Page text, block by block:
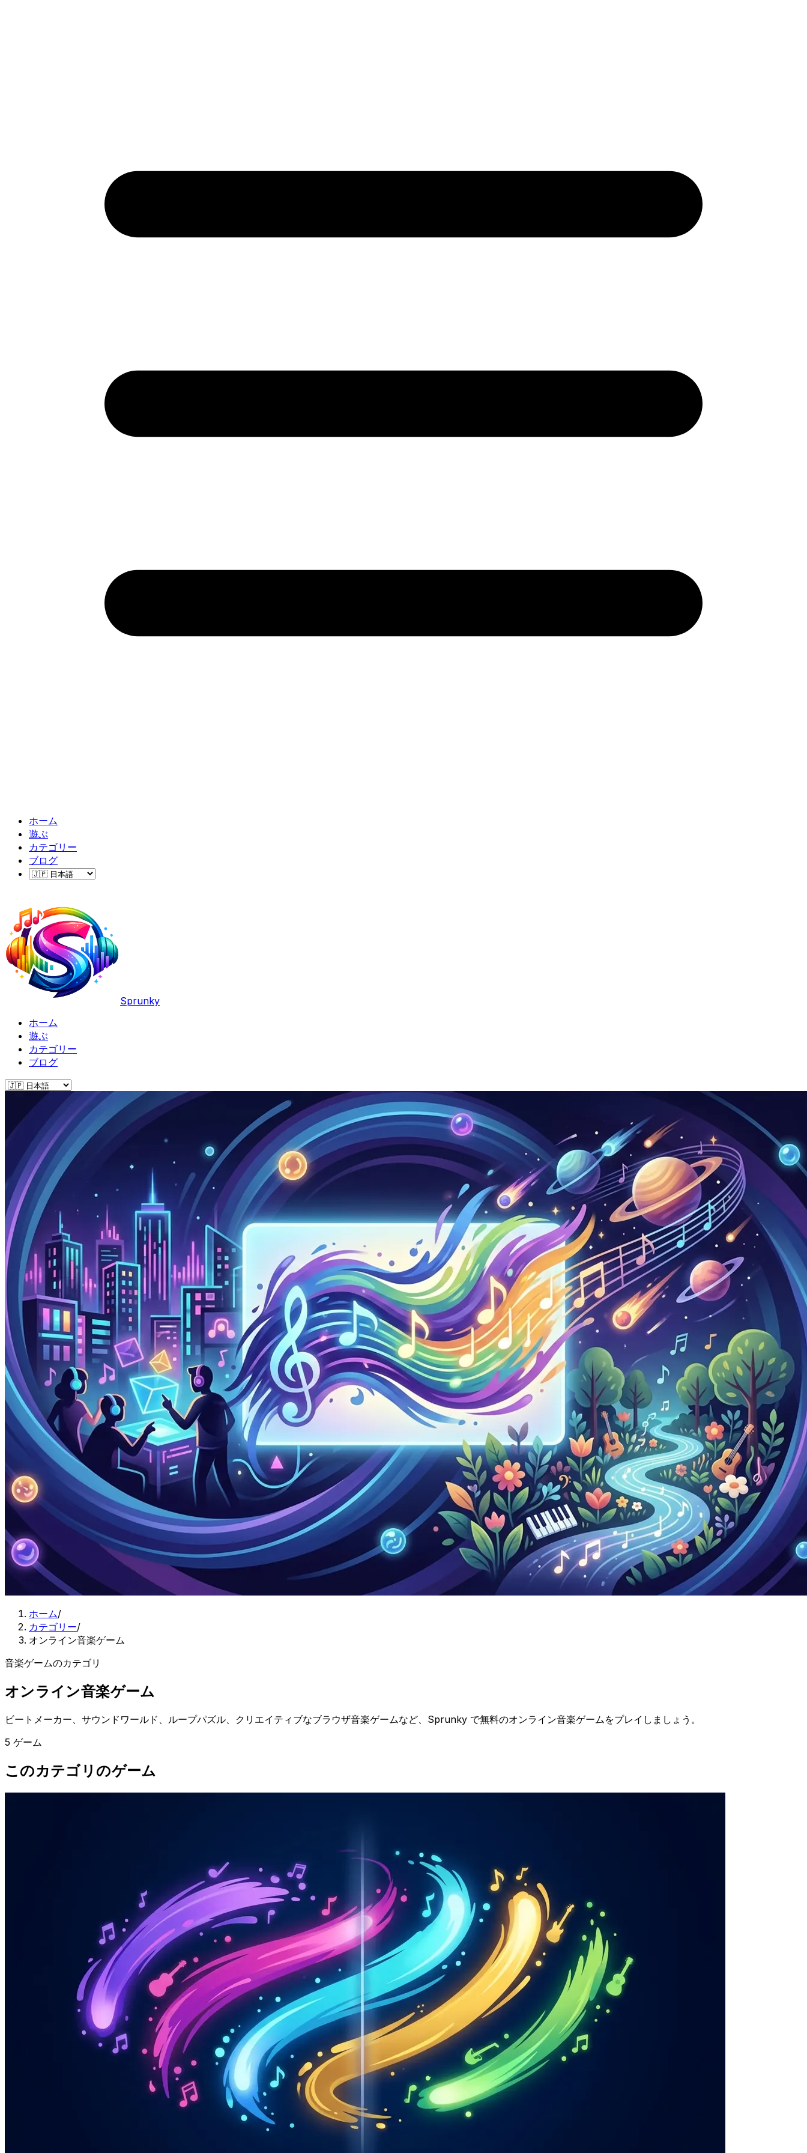
ホーム
遊ぶ
カテゴリー
ブログ
Sprunky
ホーム
遊ぶ
カテゴリー
ブログ
ホーム/
カテゴリー/
オンライン音楽ゲーム
音楽ゲームのカテゴリ
オンライン音楽ゲーム
ビートメーカー、サウンドワールド、ループパズル、クリエイティブなブラウザ音楽ゲームなど、Sprunky で無料のオンライン音楽ゲームをプレイしましょう。
5 ゲーム
このカテゴリのゲーム